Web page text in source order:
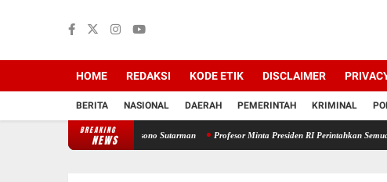
HOME REDAKSI KODE ETIK DISCLAIMER
BERITA NASIONAL DAERAH PEMERINTAH KRIMINAL
BREAKING
NEWS
Keluarga Ambar Witjaksono Sutarman Profesor Minta Presiden RI Perintahkan Semua